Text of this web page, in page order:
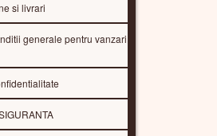
si livrari
generale pentru vanzari